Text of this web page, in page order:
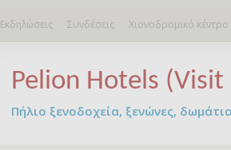
Εκδηλώσεις Συνδέσεις Χιονοδρομικό
Pelion Hotels (Visit
Πήλιο ξενοδοχεία, ξενώνες,